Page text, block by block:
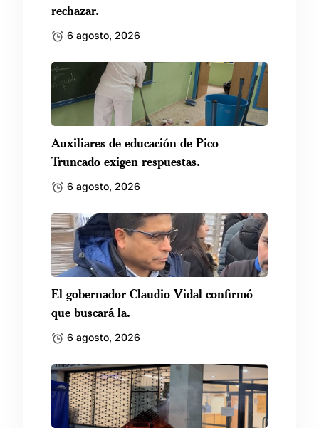
rechazar.
6 agosto, 2026
Auxiliares de educación de Pico
Truncado exigen respuestas.
6 agosto, 2026
El gobernador Claudio Vidal confirmó
que buscará la.
6 agosto, 2026